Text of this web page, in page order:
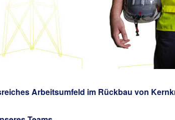
Arbeitsumfeld im Rückbau von